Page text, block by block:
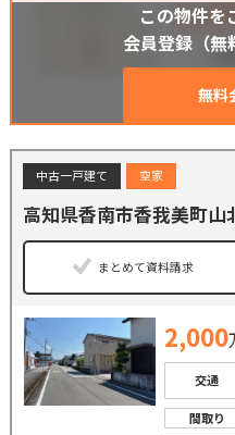
この物件を
会員登録（無
無料
中古一戸建て 空家
高知県香南市香我美町山
まとめて資料請求
2,000
交通
間取り